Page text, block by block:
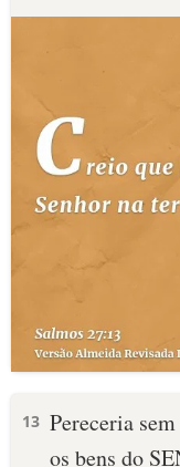
13 Pereceria
os bens do